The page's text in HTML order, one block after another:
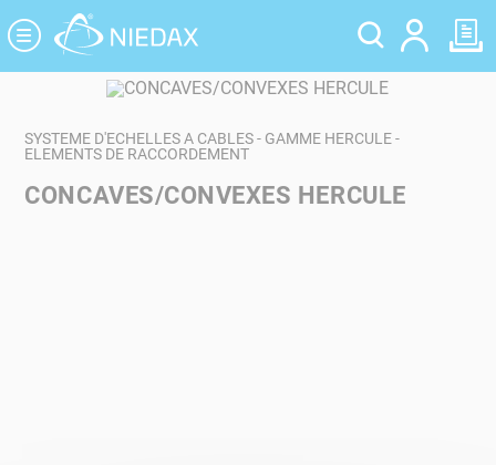
SYSTEME D'ECHELLES A CABLES - GAMME HERCULE -
ELEMENTS DE RACCORDEMENT
CONCAVES/CONVEXES HERCULE
Panneau de gestion des cookies